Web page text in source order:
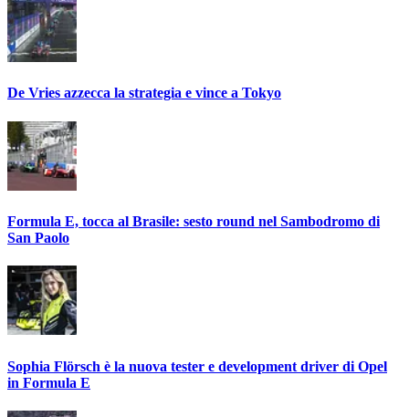
De Vries azzecca la strategia e vince a Tokyo
Formula E, tocca al Brasile: sesto round nel Sambodromo di
San Paolo
Sophia Flörsch è la nuova tester e development driver di Opel
in Formula E